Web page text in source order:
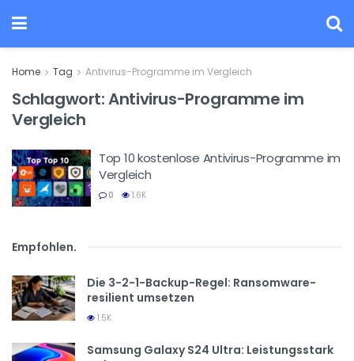
Home Tag Antivirus-Programme im Vergleich
Schlagwort:Antivirus-Programme im
Vergleich
Top 10 kostenlose Antivirus-Programme im
Vergleich
0 1.6K
Empfohlen.
Die 3-2-1-Backup-Regel: Ransomware-
resilient umsetzen
1.5K
Samsung Galaxy S24 Ultra: Leistungsstark